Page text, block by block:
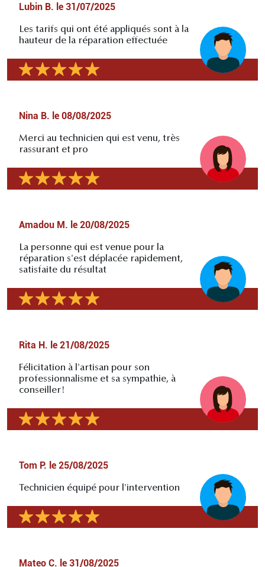
Lubin B. le 31/07/2025
Les tarifs qui ont été appliqués sont à la
hauteur de la réparation effectuée
Nina B. le 08/08/2025
Merci au technicien qui est venu, très
rassurant et pro
Amadou M. le 20/08/2025
La personne qui est venue pour la
réparation s'est déplacée rapidement,
satisfaite du résultat
Rita H. le 21/08/2025
Félicitation à l'artisan pour son
professionnalisme et sa sympathie, à
conseiller!
Tom P. le 25/08/2025
Technicien équipé pour l'intervention
Mateo C. le 31/08/2025